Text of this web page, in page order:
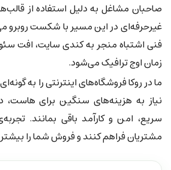
صاحبان مشاغل به دلیل استفاده از
غیرحرفه‌ای در این مسیر با شکست روبرو
فنی اشتباه منجر به کندی سایت، افت سئو
زمان اوج ترافیک می‌شود.
ما در روکا فروشگاه‌های اینترنتی را به
نیاز به هزینه‌های سنگین برای هاست،
سریع، امن و کارآمد باقی بمانند.
مشتریان فراهم کنند و فروش شما را